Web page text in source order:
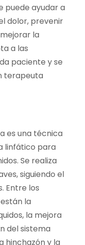
puede ayudar a
dolor, prevenir
la
a las
paciente y se
terapeuta
es una técnica
linfático para
Se realiza
siguiendo el
Entre los
la
la mejora
del sistema
hinchazón y la